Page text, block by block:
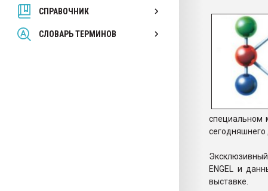
СПРАВОЧНИК
СЛОВАРЬ ТЕРМИНОВ
ПЕРЕЙТИ НА
специальном
сегодняшнего
ENGEL и
выставке.